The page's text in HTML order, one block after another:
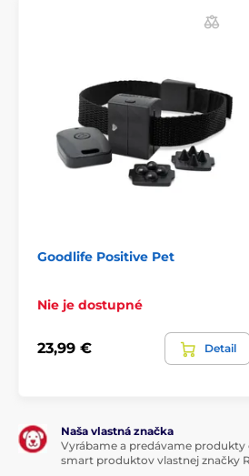
Goodlife Positive Pet
Nie je dostupné
23,99 € Detail
Naša vlastná značka
Vyrábame a predávame
smart produktov vlastnej značky